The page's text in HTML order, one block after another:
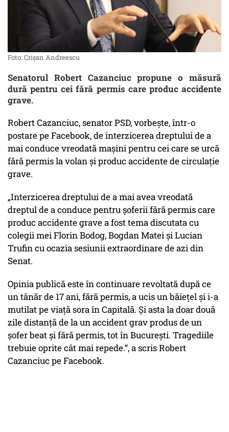
Foto: Crișan Andreescu
Senatorul Robert Cazanciuc propune o măsură
dură pentru cei fără permis care produc accidente
grave.
Robert Cazanciuc, senator PSD, vorbește, într-o
postare pe Facebook, de interzicerea dreptului de a
mai conduce vreodată mașini pentru cei care se urcă
fără permis la volan și produc accidente de circulație
grave.
„Interzicerea dreptului de a mai avea vreodată
dreptul de a conduce pentru șoferii fără permis care
produc accidente grave a fost tema discutata cu
colegii mei Florin Bodog, Bogdan Matei și Lucian
Trufin cu ocazia sesiunii extraordinare de azi din
Senat.
Opinia publică este în continuare revoltată după ce
un tânăr de 17 ani, fără permis, a ucis un băiețel și i-a
mutilat pe viață sora în Capitală. Și asta la doar două
zile distanță de la un accident grav produs de un
șofer beat și fără permis, tot în București. Tragediile
trebuie oprite cât mai repede.“, a scris Robert
Cazanciuc pe Facebook.